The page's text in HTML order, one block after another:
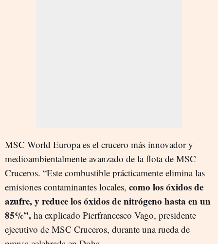
MSC World Europa es el crucero más innovador y
medioambientalmente avanzado de la flota de MSC
Cruceros. “Este combustible prácticamente elimina las
emisiones contaminantes locales, como los óxidos de
azufre, y reduce los óxidos de nitrógeno hasta en un
85%”, ha explicado Pierfrancesco Vago, presidente
ejecutivo de MSC Cruceros, durante una rueda de